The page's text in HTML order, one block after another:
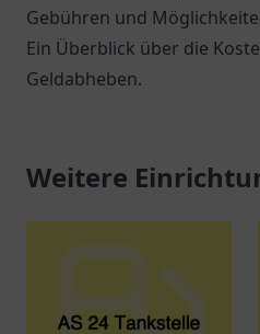
Gebühren und
Ein Überblick über die
Geldabheben.
Weitere